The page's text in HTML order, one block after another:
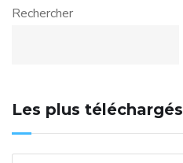
Rechercher
Les plus téléchargés